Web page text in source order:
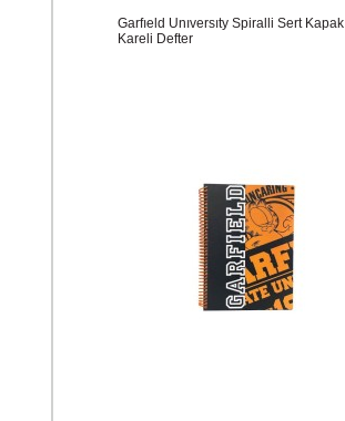
Garfıeld Unıversıty Spiralli Sert Kapak
Kareli Defter